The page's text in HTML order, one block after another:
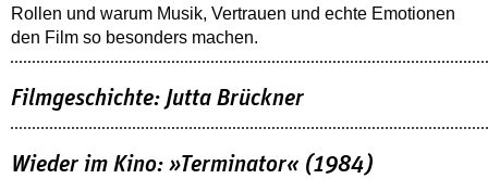
Rollen und warum Musik, Vertrauen und echte Emotionen
den Film so besonders machen.
Filmgeschichte: Jutta Brückner
Wieder im Kino: »Terminator« (1984)